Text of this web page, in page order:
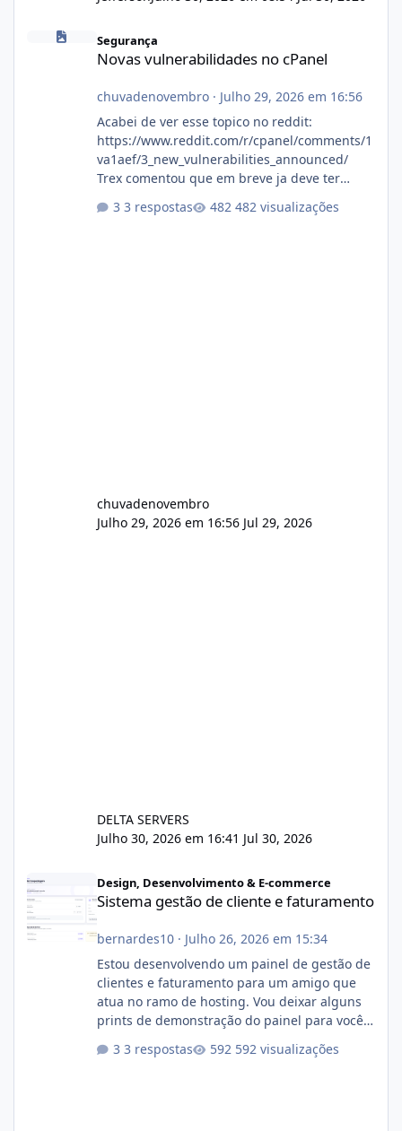
Novas vulnerabilidades no cPanel
Segurança
Novas vulnerabilidades no cPanel
chuvadenovembro· Julho 29, 2026 em 16:56
Acabei de ver esse topico no reddit:
https://www.reddit.com/r/cpanel/comments/1
va1aef/3_new_vulnerabilities_announced/
Trex comentou que em breve ja deve ter
3 respostas 482 visualizações
chuvadenovembro
Julho 29, 2026 em 16:56 Jul 29, 2026
DELTA SERVERS
Julho 30, 2026 em 16:41 Jul 30, 2026
Design, Desenvolvimento & E-commerce
Sistema gestão de cliente e faturamento
bernardes10· Julho 26, 2026 em 15:34
Estou desenvolvendo um painel de gestão de
clientes e faturamento para um amigo que
atua no ramo de hosting. Vou deixar alguns
prints de demonstração do painel para vocês
com cerca de 80% concluído e conta com
3 respostas 592 visualizações